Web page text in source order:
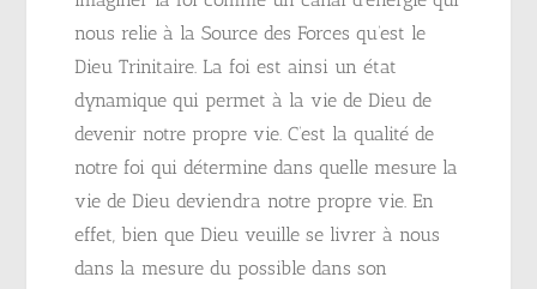
nous relie à la Source des Forces qu’est le
Dieu Trinitaire. La foi est ainsi un état
dynamique qui permet à la vie de Dieu de
devenir notre propre vie. C’est la qualité de
notre foi qui détermine dans quelle mesure la
vie de Dieu deviendra notre propre vie. En
effet, bien que Dieu veuille se livrer à nous
dans la mesure du possible dans son